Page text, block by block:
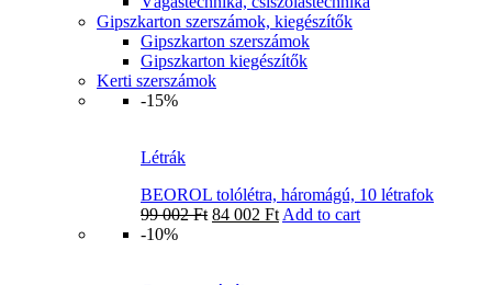
Gipszkarton szerszámok, kiegészítők
Gipszkarton szerszámok
Gipszkarton kiegészítők
Kerti szerszámok
-15%
Létrák
BEOROL tolólétra, háromágú, 10 létrafok
99 002Ft 84 002 Ft Add to cart
-10%